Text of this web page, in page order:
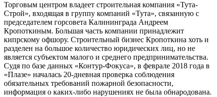
Торговым центром владеет строительная компания «Тута-
Строй», входящая в группу компаний «Тута», связанную с
председателем горсовета Калининграда Андреем
Кропоткиным. Большая часть компании принадлежит
кипрскому офшору. Строительный бизнес Кропоткина хоть и
разделен на большое количество юридических лиц, но не
является субъектом малого и среднего предпринимательства.
Судя по базе данных «Контур-Фокуса», в феврале 2018 года в
«Плазе» началась 20-дневная проверка соблюдения
обязательных требований пожарной безопасности,
информация о каких-либо нарушениях не была обнародована.